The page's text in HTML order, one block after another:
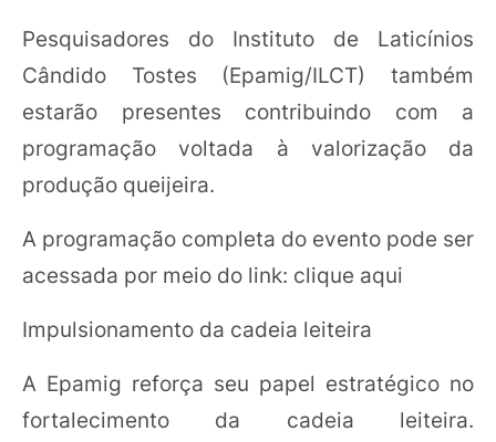
Pesquisadores do Instituto de Laticínios
Cândido Tostes (Epamig/ILCT) também
estarão presentes contribuindo com a
programação voltada à valorização da
produção queijeira.
A programação completa do evento pode ser
acessada por meio do link: clique aqui
Impulsionamento da cadeia leiteira
A Epamig reforça seu papel estratégico no
fortalecimento da cadeia leiteira.